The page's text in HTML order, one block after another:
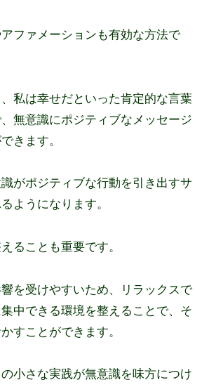
ファメーションも有効な方法で
私は幸せだといった肯定的な言葉
無意識にポジティブなメッセージ
きます。
がポジティブな行動を引き出すサ
ようになります。
ることも重要です。
を受けやすいため、リラックスで
中できる環境を整えることで、そ
すことができます。
小さな実践が無意識を味方につけ